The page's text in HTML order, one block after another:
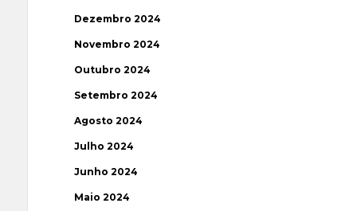
Dezembro 2024
Novembro 2024
Outubro 2024
Setembro 2024
Agosto 2024
Julho 2024
Junho 2024
Maio 2024